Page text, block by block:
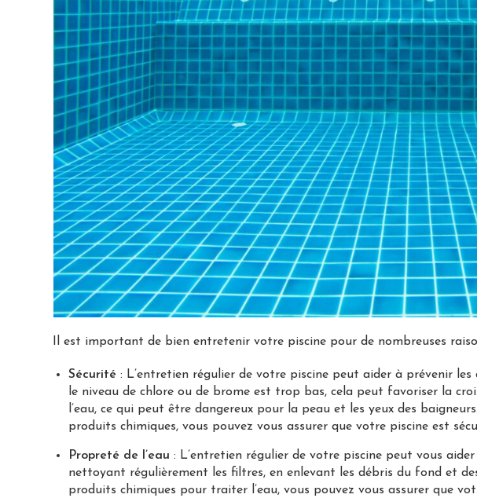
Il est important de bien entretenir votre piscine pour de nombreuses
Sécurité: L’entretien régulier de votre piscine peut aider à prévenir les
le niveau de chlore ou de brome est trop bas, cela peut favoriser la
l’eau, ce qui peut être dangereux pour la peau et les yeux des
produits chimiques, vous pouvez vous assurer que votre piscine est
Propreté de l’eau : L’entretien régulier de votre piscine peut vous
nettoyant régulièrement les filtres, en enlevant les débris du fond et
produits chimiques pour traiter l’eau, vous pouvez vous assurer que